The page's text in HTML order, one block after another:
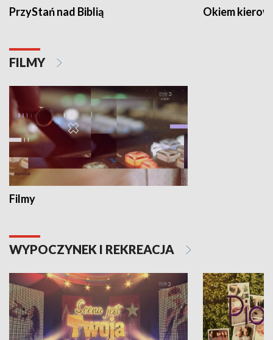
PrzyStań nad Biblią Okiem
FILMY
Filmy
WYPOCZYNEK I REKREACJA